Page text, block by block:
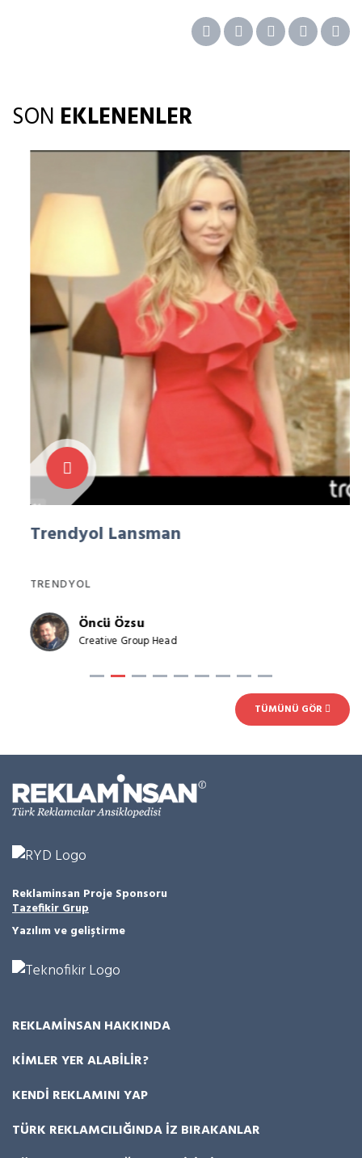
SON EKLENENLER
Trendyol Lansman
TRENDYOL
Öncü Özsu
Creative Group Head
TÜMÜNÜ GÖR
Reklaminsan Proje Sponsoru
Tazefikir Grup
Yazılım ve geliştirme
REKLAMİNSAN HAKKINDA
KIMLER YER ALABILIR?
KENDI REKLAMINI YAP
TÜRK REKLAMCILIĞINDA İZ BIRAKANLAR